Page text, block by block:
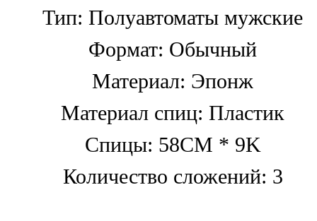
Тип: Полуавтоматы мужские
Формат: Обычный
Материал: Эпонж
Материал спиц: Пластик
Спицы: 58CM * 9K
Количество сложений: 3